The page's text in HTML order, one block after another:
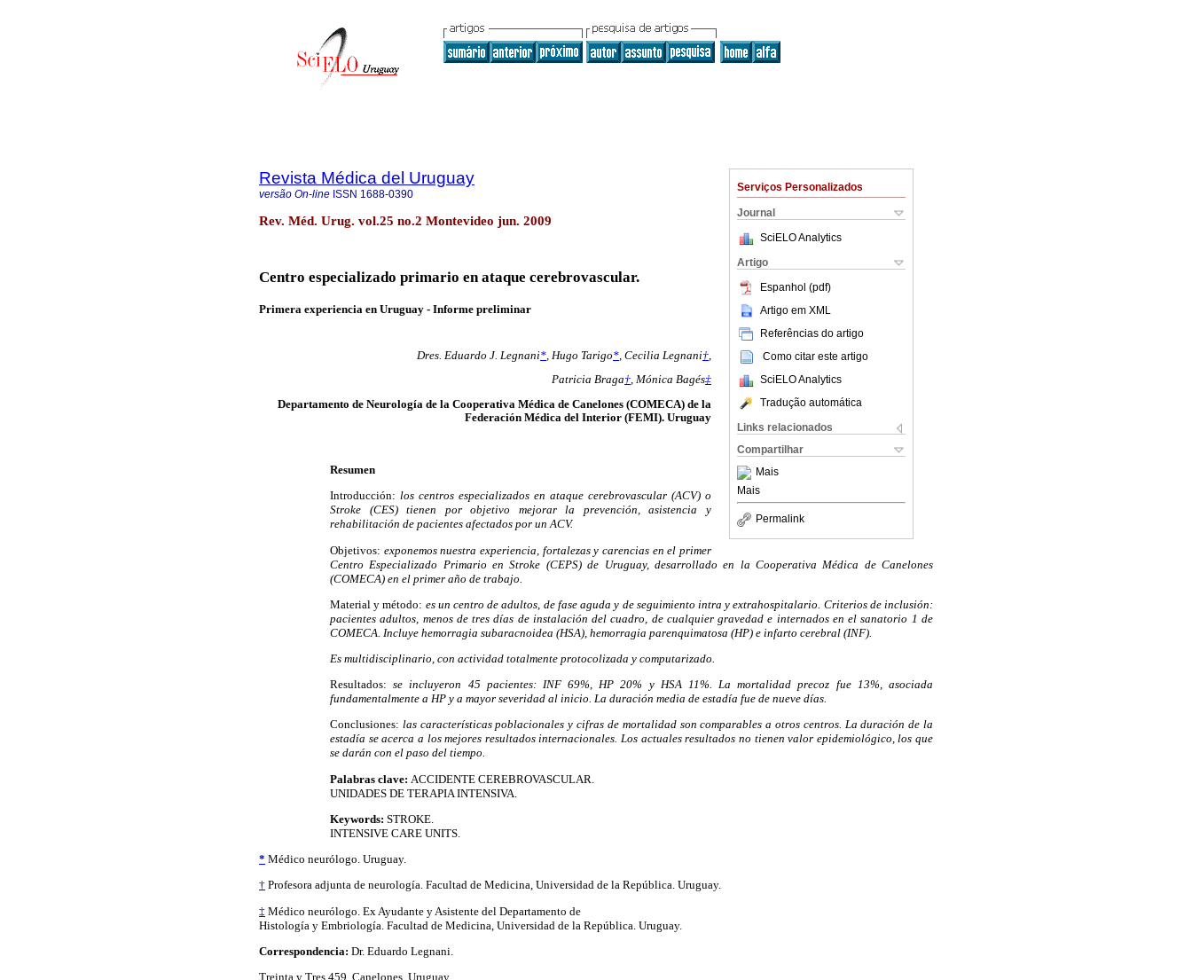
Serviços Personalizados
Journal
SciELO Analytics
Artigo
Espanhol (pdf)
Artigo em XML
Referências do artigo
Como citar este artigo
SciELO Analytics
Tradução automática
Links relacionados
Compartilhar
Mais
Mais
Permalink
Revista Médica del Uruguay
versão On-line ISSN 1688-0390
Rev. Méd. Urug. vol.25 no.2 Montevideo jun. 2009
Centro especializado primario en ataque cerebrovascular.
Primera experiencia en Uruguay - Informe preliminar
Dres. Eduardo J. Legnani* , Hugo Tarigo* Cecilia Legnani†
Patricia Braga†, Mónica Bagés‡
Departamento de Neurología de la Cooperativa Médica de Canelones (COMECA) de la
Federación Médica del Interior (FEMI). Uruguay
Resumen
Introducción: los centros especializados en ataque cerebrovascular (ACV) o
Stroke (CES) tienen por objetivo mejorar la prevención, asistencia y
rehabilitación de pacientes afectados por un ACV.
Objetivos: exponemos nuestra experiencia, fortalezas y carencias en el primer
Centro Especializado Primario en Stroke (CEPS) de Uruguay, desarrollado en la Cooperativa Médica de Canelones
(COMECA) en el primer año de trabajo.
Material y método: es un centro de adultos, de fase aguda y de seguimiento intra y extrahospitalario. Criterios de inclusión:
pacientes adultos, menos de tres días de instalación del cuadro, de cualquier gravedad e internados en el sanatorio 1 de
COMECA. Incluye hemorragia subaracnoidea (HSA), hemorragia parenquimatosa (HP) e infarto cerebral (INF).
Es multidisciplinario, con actividad totalmente protocolizada y computarizado.
Resultados: se incluyeron 45 pacientes: INF 69%, HP 20% y HSA 11%. La mortalidad precoz fue 13%, asociada
fundamentalmente a HP y a mayor severidad al inicio. La duración media de estadía fue de nueve días.
Conclusiones: las características poblacionales y cifras de mortalidad son comparables a otros centros. La duración de la
estadía se acerca a los mejores resultados internacionales. Los actuales resultados no tienen valor epidemiológico, los que
se darán con el paso del tiempo.
Palabras clave: ACCIDENTE CEREBROVASCULAR.
UNIDADES DE TERAPIA INTENSIVA.
Keywords: STROKE.
INTENSIVE CARE UNITS.
* Médico neurólogo. Uruguay.
† Profesora adjunta de neurología. Facultad de Medicina, Universidad de la República. Uruguay.
‡ Médico neurólogo. Ex Ayudante y Asistente del Departamento de
Histología y Embriología. Facultad de Medicina, Universidad de la República. Uruguay.
Correspondencia: Dr. Eduardo Legnani.
Treinta y Tres 459. Canelones, Uruguay